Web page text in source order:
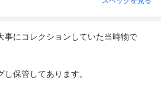
事にコレクションしていた当時物で
保管してあります。